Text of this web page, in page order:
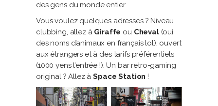
des gens du monde entier.
Vous voulez quelques adresses ? Niveau
clubbing, allez à Giraffe ou Cheval(oui
des noms d’animaux en français lol), ouvert
aux étrangers et à des tarifs préférentiels
(1000 yens l’entrée !). Un bar retro-gaming
original ? Allez àSpace Station !